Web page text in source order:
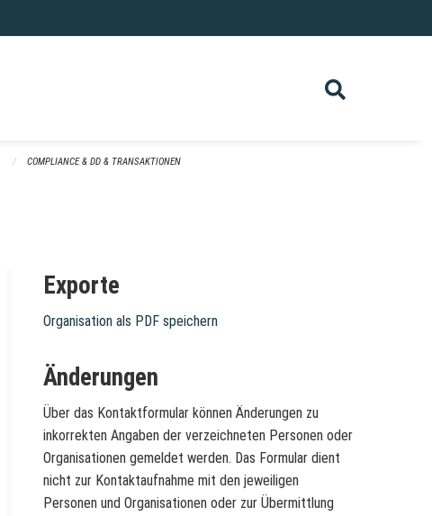
COMPLIANCE & DD & TRANSAKTIONEN
Exporte
Organisation als PDF speichern
Änderungen
Über das Kontaktformular können Änderungen zu
inkorrekten Angaben der verzeichneten Personen oder
Organisationen gemeldet werden. Das Formular dient
nicht zur Kontaktaufnahme mit den jeweiligen
Personen und Organisationen oder zur Übermittlung